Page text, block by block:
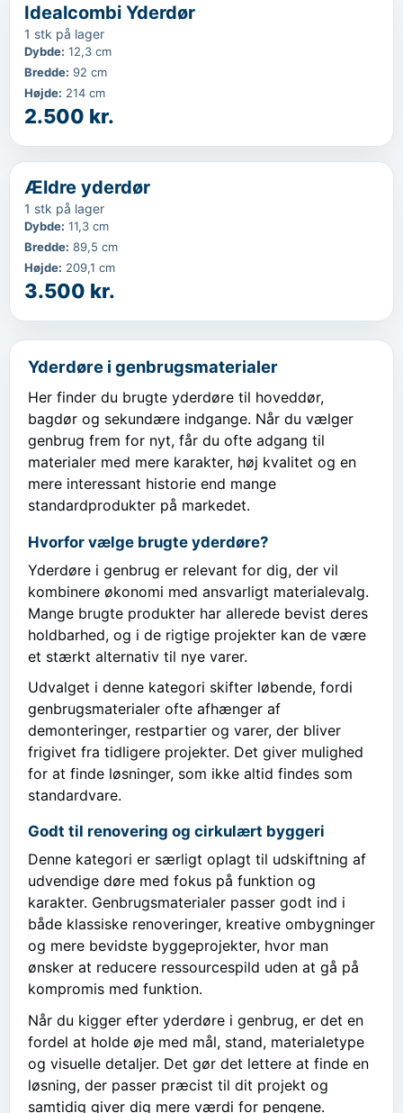
Idealcombi Yderdør
1 stk på lager
Dybde: 12,3 cm
Bredde: 92 cm
Højde: 214 cm
2.500 kr.
‹
Ældre yderdør
1 stk på lager
Dybde: 11,3 cm
Bredde: 89,5 cm
Højde: 209,1 cm
3.500 kr.
Yderdøre i genbrugsmaterialer
Her finder du brugte yderdøre til hoveddør,
bagdør og sekundære indgange. Når du vælger
genbrug frem for nyt, får du ofte adgang til
materialer med mere karakter, høj kvalitet og en
mere interessant historie end mange
standardprodukter på markedet.
Hvorfor vælge brugte yderdøre?
Yderdøre i genbrug er relevant for dig, der vil
kombinere økonomi med ansvarligt materialevalg.
Mange brugte produkter har allerede bevist deres
holdbarhed, og i de rigtige projekter kan de være
et stærkt alternativ til nye varer.
Udvalget i denne kategori skifter løbende, fordi
genbrugsmaterialer ofte afhænger af
demonteringer, restpartier og varer, der bliver
frigivet fra tidligere projekter. Det giver mulighed
for at finde løsninger, som ikke altid findes som
standardvare.
Godt til renovering og cirkulært byggeri
Denne kategori er særligt oplagt til udskiftning af
udvendige døre med fokus på funktion og
karakter. Genbrugsmaterialer passer godt ind i
både klassiske renoveringer, kreative ombygninger
og mere bevidste byggeprojekter, hvor man
ønsker at reducere ressourcespild uden at gå på
kompromis med funktion.
Når du kigger efter yderdøre i genbrug, er det en
fordel at holde øje med mål, stand, materialetype
og visuelle detaljer. Det gør det lettere at finde en
løsning, der passer præcist til dit projekt og
samtidig giver dig mere værdi for pengene.